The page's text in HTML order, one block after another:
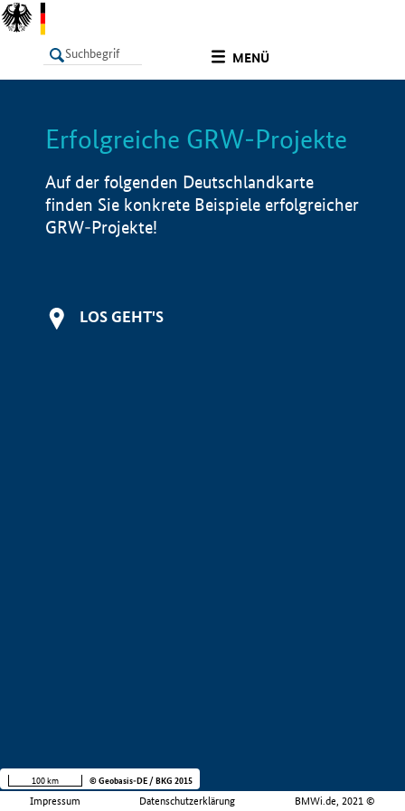
MENÜ
LISTE Info
Erfolgreiche GRW-Projekte
Auf der folgenden Deutschlandkarte
finden Sie konkrete Beispiele erfolgreicher
GRW-Projekte!
LOS GEHT'S
Impressum Datenschutzerklärung BMWi.de, 2021 ©
100 km © Geobasis-DE / BKG 2015